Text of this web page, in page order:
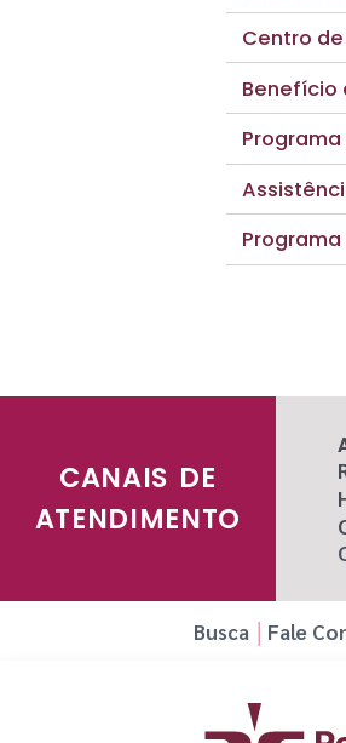
Centro
Benefício
CANAIS DE
ATENDIMENTO
Busca Fale